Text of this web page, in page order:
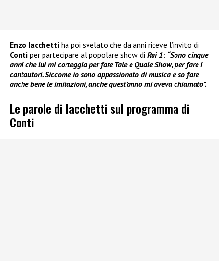
Enzo Iacchetti ha poi svelato che da anni riceve l’invito di
Conti per partecipare al popolare show di Rai 1: “Sono cinque
anni che lui mi corteggia per fare Tale e Quale Show, per fare i
cantautori. Siccome io sono appassionato di musica e so fare
anche bene le imitazioni, anche quest’anno mi aveva chiamato”.
Le parole di Iacchetti sul programma di
Conti